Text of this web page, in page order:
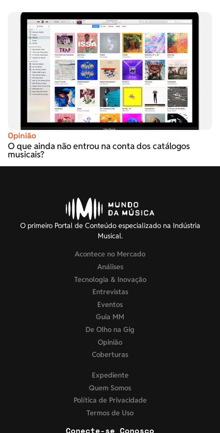
Opinião
O que ainda não entrou na conta dos catálogos
musicais?
O primeiro Portal de Conteúdo especializado na Indústria
Musical.
Acontece no Mercado
Análises
Tecnologia & Inovação
Entrevistas
Eventos
Guia MM
De Olho na Gig
Opinião
Coberturas
Expediente
Quem Somos
Política de Privacidade
Termos de Uso
Conecte-se Conosco